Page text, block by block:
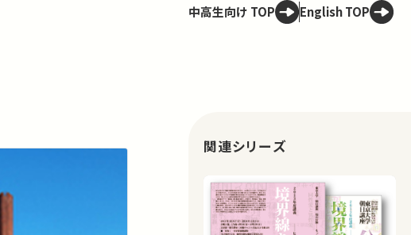
中高生向け TOP English TOP
関連シリーズ